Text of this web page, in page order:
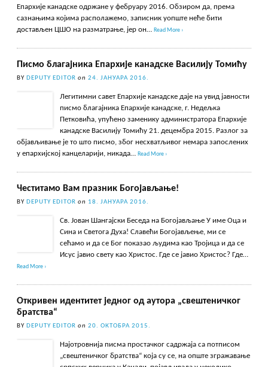
Епархије канадске одржане у фебруару 2016. Обзиром да, према
сазнањима којима располажемо, записник уопште неће бити
достављен ЦШО на разматрање, јер он…Read More ›
Писмо благајника Епархије канадске Василију Томићу
BYDEPUTY EDITOR on 24. ЈАНУАРА 2016.
Легитимни савет Епархије канадске даје на увид јавности
писмо благајника Епархије канадске, г. Недељка
Петковића, упућено заменику администратора Епархије
канадске Василију Томићу 21. децембра 2015. Разлог за
објављивање је то што писмо, због несхватљивог немара запослених
у епархијској канцеларији, никада…Read More ›
Честитамо Вам празник Богојављање!
BYDEPUTY EDITOR on 18. ЈАНУАРА 2016.
Св. Јован Шангајски Беседа на Богојављање У име Оца и
Сина и Светога Духа! Славећи Богојављење, ми се
сећамо и да се Бог показао људима као Тројица и да се
Исус јавио свету као Христос. Где се јавио Христос? Где…
Read More ›
Откривен идентитет једног од аутора „свештеничког
братства“
BYDEPUTY EDITOR on 20. ОКТОБРА 2015.
Најотровнија писма простачког садржаја са потписом
„свештеничког братства“ која су се, на опште згражавање